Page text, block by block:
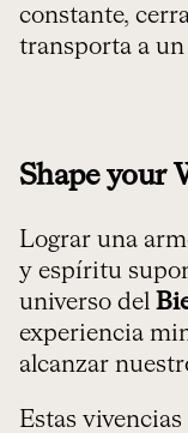
constante,
transporta a
Shape your
Lograr una
y espíritu
universo del
experiencia
alcanzar
Estas